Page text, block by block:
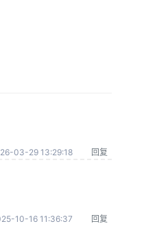
03-29 13:29:18 回复
10-16 11:36:37 回复